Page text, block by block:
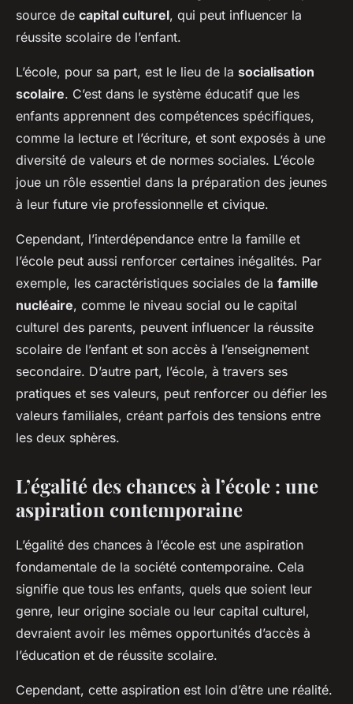
source de capital culturel, qui peut influencer la
réussite scolaire de l’enfant.
L’école, pour sa part, est le lieu de la socialisation
scolaire. C’est dans le système éducatif que les
enfants apprennent des compétences spécifiques,
comme la lecture et l’écriture, et sont exposés à une
diversité de valeurs et de normes sociales. L’école
joue un rôle essentiel dans la préparation des jeunes
à leur future vie professionnelle et civique.
Cependant, l’interdépendance entre la famille et
l’école peut aussi renforcer certaines inégalités. Par
exemple, les caractéristiques sociales de la famille
nucléaire, comme le niveau social ou le capital
culturel des parents, peuvent influencer la réussite
scolaire de l’enfant et son accès à l’enseignement
secondaire. D’autre part, l’école, à travers ses
pratiques et ses valeurs, peut renforcer ou défier les
valeurs familiales, créant parfois des tensions entre
les deux sphères.
L’égalité des chances à l’école : une
aspiration contemporaine
L’égalité des chances à l’école est une aspiration
fondamentale de la société contemporaine. Cela
signifie que tous les enfants, quels que soient leur
genre, leur origine sociale ou leur capital culturel,
devraient avoir les mêmes opportunités d’accès à
l’éducation et de réussite scolaire.
Cependant, cette aspiration est loin d’être une réalité.